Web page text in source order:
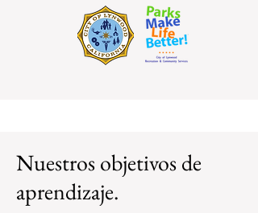
Nuestros objetivos de
aprendizaje.